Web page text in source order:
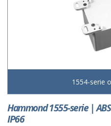
1554-serie
Hammond 1555-serie |
IP66